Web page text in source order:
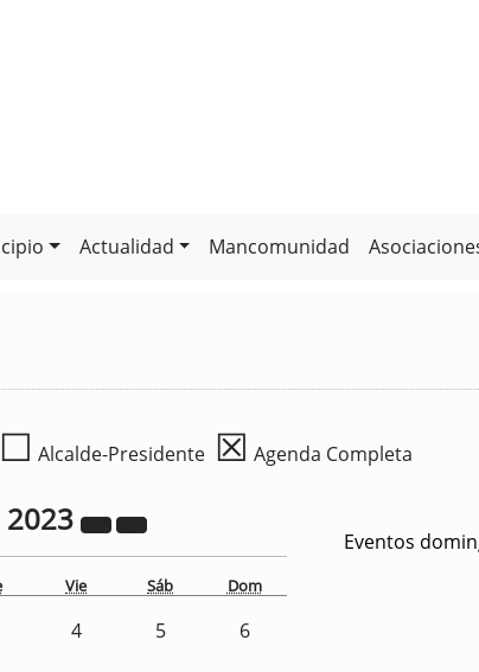
Actualidad Mancomunidad
☐ Alcalde-Presidente ☒ Agenda Completa
2023
Vie Sáb Dom
4 5 6
Eventos